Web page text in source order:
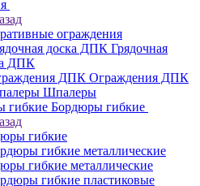
ограждения
Грядочная
ДПК
Ограждения ДПК
Шпалеры
Бордюры гибкие
гибкие
гибкие металлические